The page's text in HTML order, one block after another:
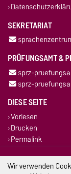
SEKRETARIAT
PRÜFUNGSAMT &
sprz-
sprz-
DIESE SEITE
Vorlesen
Drucken
Permalink
Wir verwenden